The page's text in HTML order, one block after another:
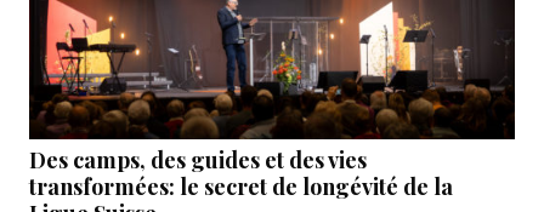
Des camps, des guides et des vies
transformées: le secret de longévité de la